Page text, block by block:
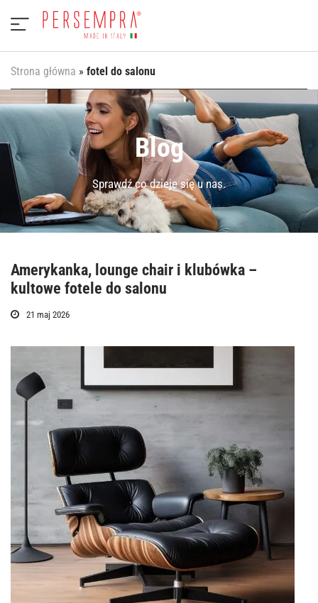
Strona główna » fotel do salonu
Blog
Sprawdź co dzieje się u nas.
Amerykanka, lounge chair i klubówka –
kultowe fotele do salonu
21 maj 2026